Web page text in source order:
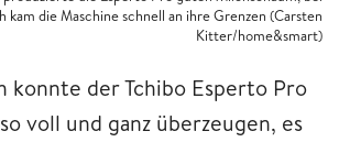
kam die Maschine schnell an ihre Grenzen (Carsten
Kitter/home&smart)
konnte der Tchibo Esperto Pro
voll und ganz überzeugen, es